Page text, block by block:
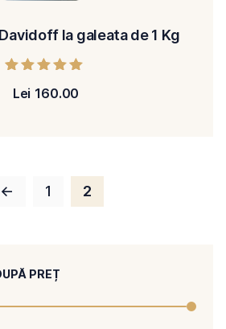
la galeata de 1 Kg
5.00
Lei 160.00
← 1 2
PREȚ